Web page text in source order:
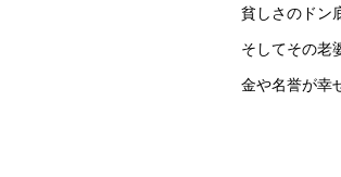
貧しさのドン
そしてその老
金や名誉が幸